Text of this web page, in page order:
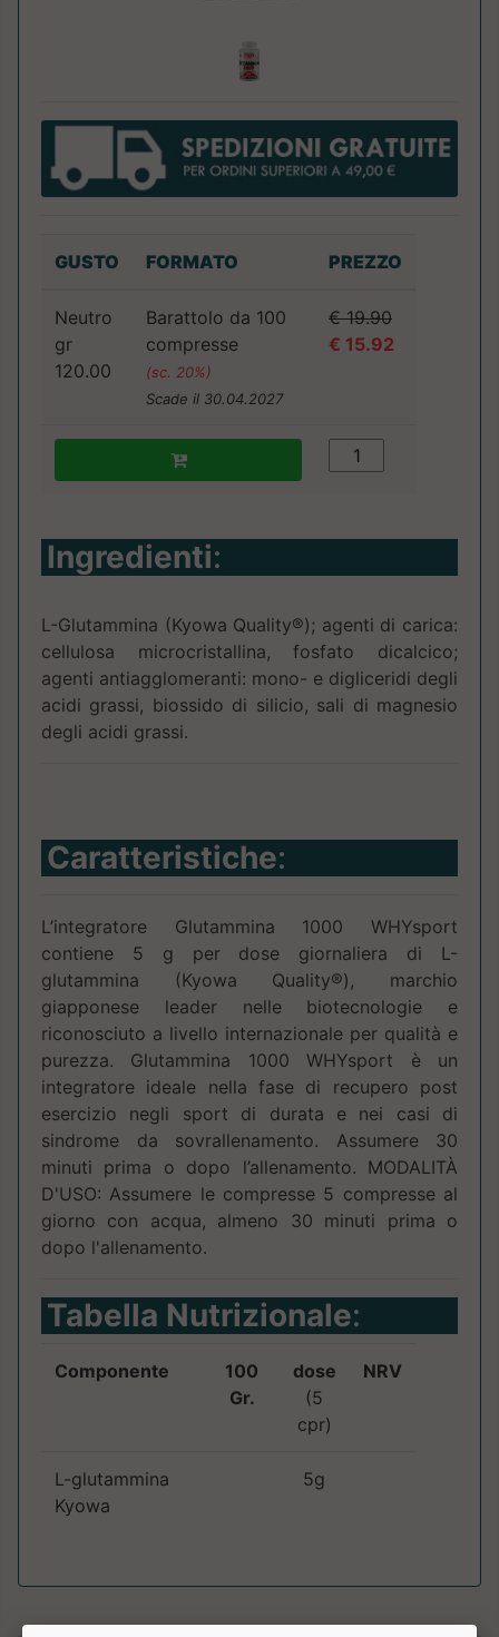
GUSTO FORMATO PREZZO
Neutro
gr
120.00
Barattolo da 100
compresse
(sc. 20%)
Scade il 30.04.2027
€ 19.90
€ 15.92
Ingredienti:
L-Glutammina (Kyowa Quality®); agenti di carica:
cellulosa microcristallina, fosfato dicalcico;
agenti antiagglomeranti: mono- e digliceridi degli
acidi grassi, biossido di silicio, sali di magnesio
degli acidi grassi.
Caratteristiche:
L’integratore Glutammina 1000 WHYsport
contiene 5 g per dose giornaliera di L-
glutammina (Kyowa Quality®), marchio
giapponese leader nelle biotecnologie e
riconosciuto a livello internazionale per qualità e
purezza. Glutammina 1000 WHYsport è un
integratore ideale nella fase di recupero post
esercizio negli sport di durata e nei casi di
sindrome da sovrallenamento. Assumere 30
minuti prima o dopo l’allenamento. MODALITÀ
D'USO: Assumere le compresse 5 compresse al
giorno con acqua, almeno 30 minuti prima o
dopo l'allenamento.
Tabella Nutrizionale:
Componente
100
Gr.
dose
(5
cpr)
NRV
L-glutammina
Kyowa
5g